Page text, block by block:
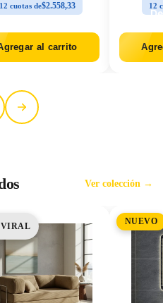
12 cuotas de$23,02
Agregar al carrito
Ver colección →
NUEVO